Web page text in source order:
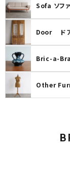
Sofa ソファ
Door ド
Bric-a-
Other